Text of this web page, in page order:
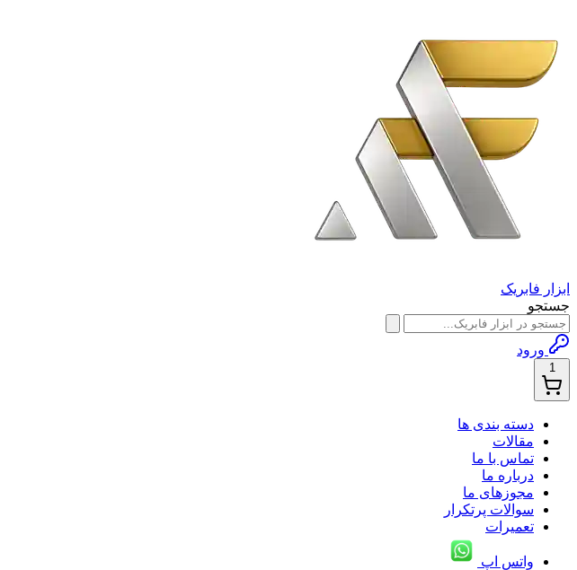
ابزار فابریک
جستجو
ورود
1
دسته بندی ها
مقالات
تماس با ما
درباره ما
مجوزهای ما
سوالات پرتکرار
تعمیرات
واتس اپ